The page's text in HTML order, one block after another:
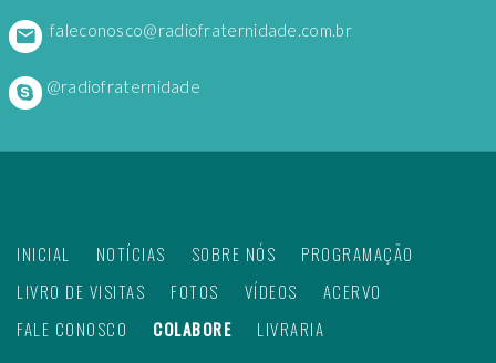
faleconosco@radiofraternidade.com.br
@radiofraternidade
INICIAL NOTÍCIAS SOBRE NÓS
PROGRAMAÇÃO
LIVRO DE VISITAS
FOTOS VÍDEOS
ACERVO
FALE CONOSCO
COLABORE LIVRARIA